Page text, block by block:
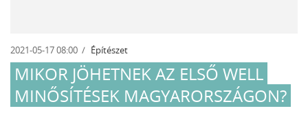
2021-05-17 08:00 Építészet
MIKOR JÖHETNEK AZ ELSŐ WELL
MINŐSÍTÉSEK MAGYARORSZÁGON?